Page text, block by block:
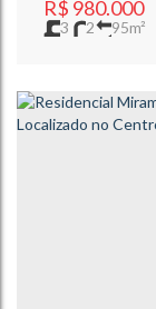
R$ 980.000
3 2 95m²